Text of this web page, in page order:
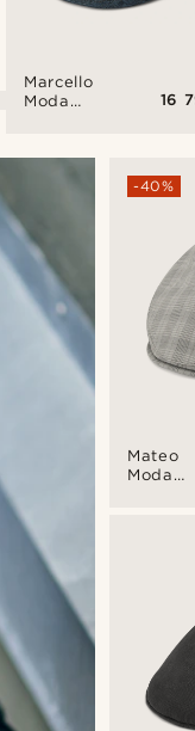
Marcello
Moda
sapka
16
Mateo
Moda
-40%